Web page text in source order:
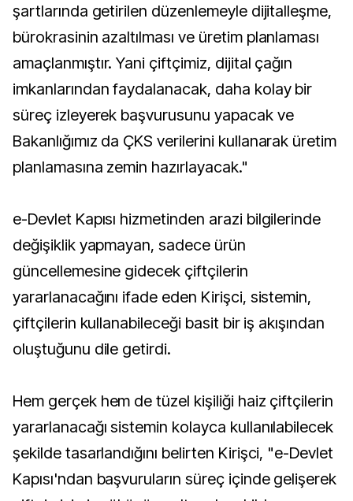
şartlarında getirilen düzenlemeyle dijitalleşme,
bürokrasinin azaltılması ve üretim planlaması
amaçlanmıştır. Yani çiftçimiz, dijital çağın
imkanlarından faydalanacak, daha kolay bir
süreç izleyerek başvurusunu yapacak ve
Bakanlığımız da ÇKS verilerini kullanarak üretim
planlamasına zemin hazırlayacak."
e-Devlet Kapısı hizmetinden arazi bilgilerinde
değişiklik yapmayan, sadece ürün
güncellemesine gidecek çiftçilerin
yararlanacağını ifade eden Kirişci, sistemin,
çiftçilerin kullanabileceği basit bir iş akışından
oluştuğunu dile getirdi.
Hem gerçek hem de tüzel kişiliği haiz çiftçilerin
yararlanacağı sistemin kolayca kullanılabilecek
şekilde tasarlandığını belirten Kirişci, "e-Devlet
Kapısı'ndan başvuruların süreç içinde gelişerek